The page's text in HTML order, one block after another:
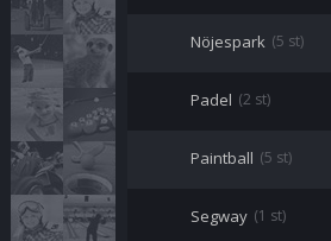
Nöjespark (5 st)
Padel (2 st)
Paintball (5 st)
Segway (1 st)